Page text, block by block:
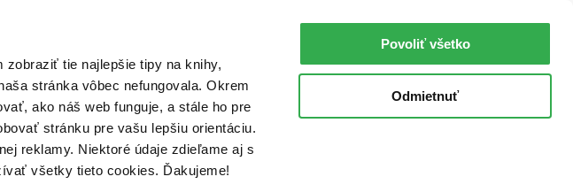
tie najlepšie tipy na knihy,
stránka vôbec nefungovala. Okrem
ako náš web funguje, a stále ho pre
stránku pre vašu lepšiu orientáciu.
reklamy. Niektoré údaje zdieľame aj s
všetky tieto cookies. Ďakujeme!
Povoliť všetko
Odmietnuť